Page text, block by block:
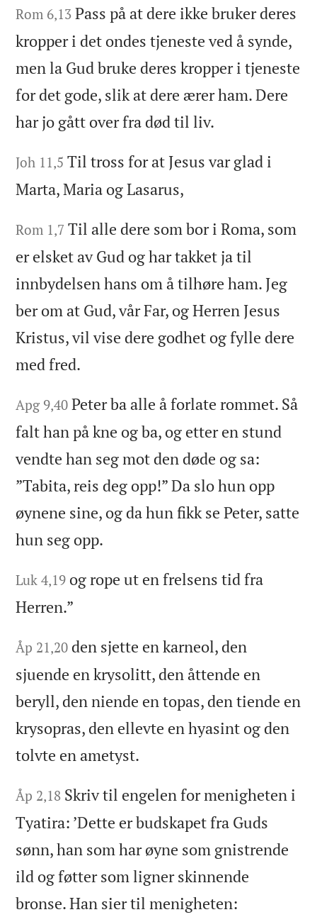
Rom 6,13 Pass på at dere ikke bruker deres
kropper i det ondes tjeneste ved å synde,
men la Gud bruke deres kropper i tjeneste
for det gode, slik at dere ærer ham. Dere
har jo gått over fra død til liv.
Joh 11,5 Til tross for at Jesus var glad i
Marta, Maria og Lasarus,
Rom 1,7 Til alle dere som bor i Roma, som
er elsket av Gud og har takket ja til
innbydelsen hans om å tilhøre ham. Jeg
ber om at Gud, vår Far, og Herren Jesus
Kristus, vil vise dere godhet og fylle dere
med fred.
Apg 9,40 Peter ba alle å forlate rommet. Så
falt han på kne og ba, og etter en stund
vendte han seg mot den døde og sa:
”Tabita, reis deg opp!” Da slo hun opp
øynene sine, og da hun fikk se Peter, satte
hun seg opp.
Luk 4,19 og rope ut en frelsens tid fra
Herren.”
Åp 21,20 den sjette en karneol, den
sjuende en krysolitt, den åttende en
beryll, den niende en topas, den tiende en
krysopras, den ellevte en hyasint og den
tolvte en ametyst.
Åp 2,18 Skriv til engelen for menigheten i
Tyatira: ’Dette er budskapet fra Guds
sønn, han som har øyne som gnistrende
ild og føtter som ligner skinnende
bronse. Han sier til menigheten: